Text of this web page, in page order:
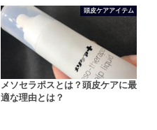
頭皮ケアアイテム
メソセラポスとは？頭皮ケアに最
適な理由とは？